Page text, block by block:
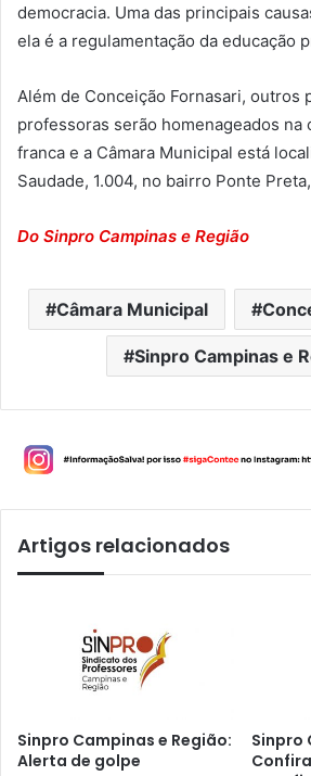
democracia. Uma das principais
ela é a regulamentação da educação
Além de Conceição Fornasari, outros
professoras serão homenageados na
franca e a Câmara Municipal está
Saudade, 1.004, no bairro Ponte
Do Sinpro Campinas e Região
Câmara Municipal
Sinpro Campinas e
Artigos relacionados
Sinpro Campinas e Região:
Alerta de golpe
Sinpro